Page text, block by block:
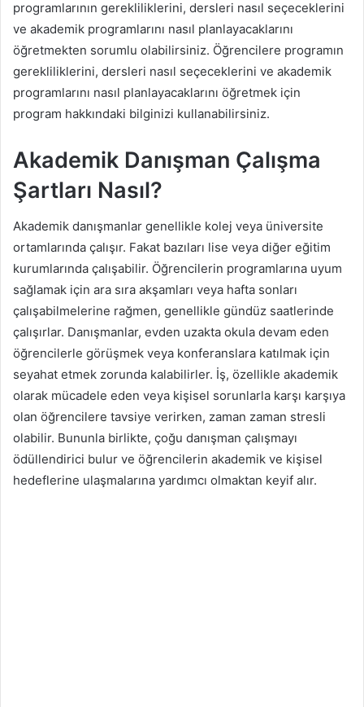
programlarının gerekliliklerini, dersleri nasıl seçeceklerini
ve akademik programlarını nasıl planlayacaklarını
öğretmekten sorumlu olabilirsiniz. Öğrencilere programın
gerekliliklerini, dersleri nasıl seçeceklerini ve akademik
programlarını nasıl planlayacaklarını öğretmek için
program hakkındaki bilginizi kullanabilirsiniz.
Akademik Danışman Çalışma
Şartları Nasıl?
Akademik danışmanlar genellikle kolej veya üniversite
ortamlarında çalışır. Fakat bazıları lise veya diğer eğitim
kurumlarında çalışabilir. Öğrencilerin programlarına uyum
sağlamak için ara sıra akşamları veya hafta sonları
çalışabilmelerine rağmen, genellikle gündüz saatlerinde
çalışırlar. Danışmanlar, evden uzakta okula devam eden
öğrencilerle görüşmek veya konferanslara katılmak için
seyahat etmek zorunda kalabilirler. İş, özellikle akademik
olarak mücadele eden veya kişisel sorunlarla karşı karşıya
olan öğrencilere tavsiye verirken, zaman zaman stresli
olabilir. Bununla birlikte, çoğu danışman çalışmayı
ödüllendirici bulur ve öğrencilerin akademik ve kişisel
hedeflerine ulaşmalarına yardımcı olmaktan keyif alır.